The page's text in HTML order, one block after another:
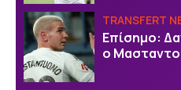
TRANSFERT
Επίσημο:
ο